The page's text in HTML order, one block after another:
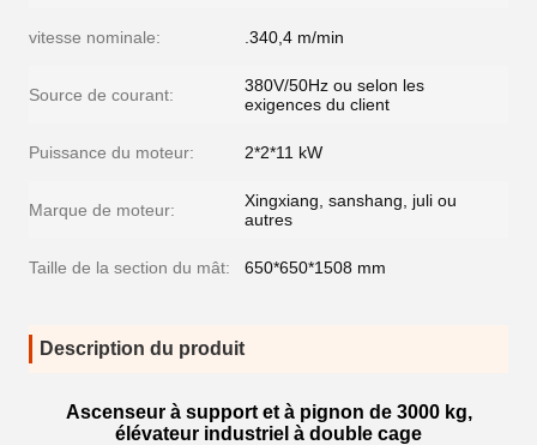
vitesse nominale: .340,4 m/min
Source de courant:
380V/50Hz ou selon les
exigences du client
Puissance du moteur: 2*2*11 kW
Marque de moteur:
Xingxiang, sanshang, juli ou
autres
Taille de la section du mât: 650*650*1508 mm
Description du produit
Ascenseur à support et à pignon de 3000 kg,
élévateur industriel à double cage